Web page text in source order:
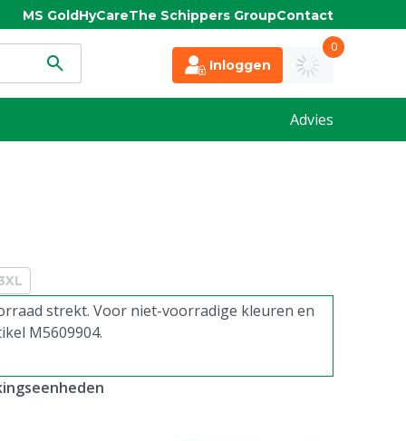
MS GoldHyCareThe Schippers GroupContact
Inloggen
0
Advies
strekt. Voor niet-voorradige kleuren en
M5609904.